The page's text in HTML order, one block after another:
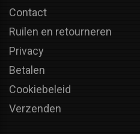
Contact
Ruilen en retourneren
Privacy
Betalen
Cookiebeleid
Verzenden